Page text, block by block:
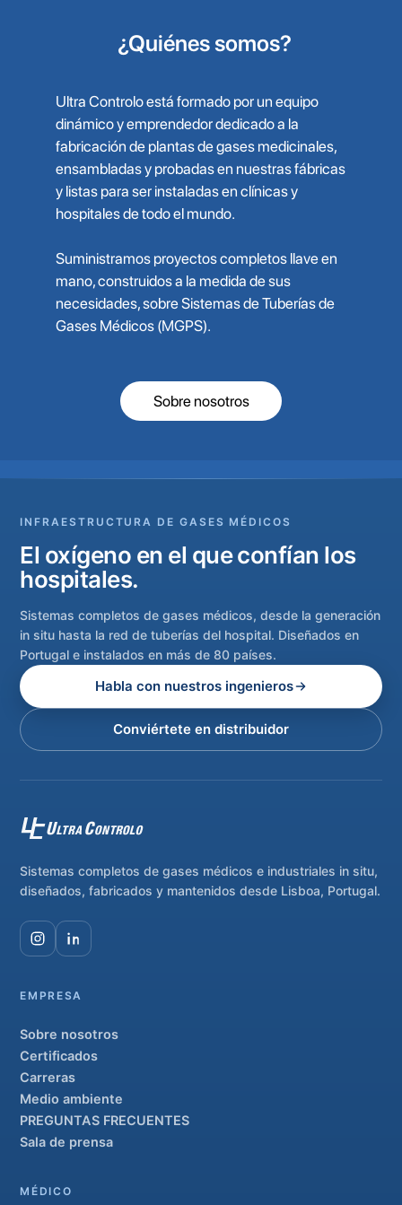
¿Quiénes somos?
Ultra Controlo está formado por un equipo
dinámico y emprendedor dedicado a la
fabricación de plantas de gases medicinales,
ensambladas y probadas en nuestras fábricas
y listas para ser instaladas en clínicas y
hospitales de todo el mundo.
Suministramos proyectos completos llave en
mano, construidos a la medida de sus
necesidades, sobre Sistemas de Tuberías de
Gases Médicos (MGPS).
Sobre nosotros
INFRAESTRUCTURA DE GASES MÉDICOS
El oxígeno en el que confían los
hospitales.
Sistemas completos de gases médicos, desde la generación
in situ hasta la red de tuberías del hospital. Diseñados en
Portugal e instalados en más de 80 países.
Habla con nuestros ingenieros
Conviértete en distribuidor
Sistemas completos de gases médicos e industriales in situ,
diseñados, fabricados y mantenidos desde Lisboa, Portugal.
EMPRESA
Sobre nosotros
Certificados
Carreras
Medio ambiente
PREGUNTAS FRECUENTES
Sala de prensa
MÉDICO